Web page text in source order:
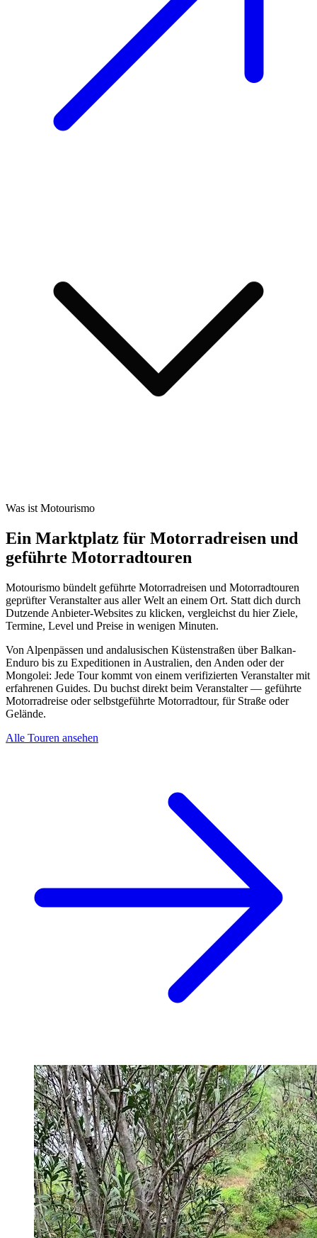
Was ist Motourismo
Ein Marktplatz für Motorradreisen und
geführte Motorradtouren
Motourismo bündelt geführte Motorradreisen und Motorradtouren
geprüfter Veranstalter aus aller Welt an einem Ort. Statt dich durch
Dutzende Anbieter-Websites zu klicken, vergleichst du hier Ziele,
Termine, Level und Preise in wenigen Minuten.
Von Alpenpässen und andalusischen Küstenstraßen über Balkan-
Enduro bis zu Expeditionen in Australien, den Anden oder der
Mongolei: Jede Tour kommt von einem verifizierten Veranstalter mit
erfahrenen Guides. Du buchst direkt beim Veranstalter — geführte
Motorradreise oder selbstgeführte Motorradtour, für Straße oder
Gelände.
Alle Touren ansehen